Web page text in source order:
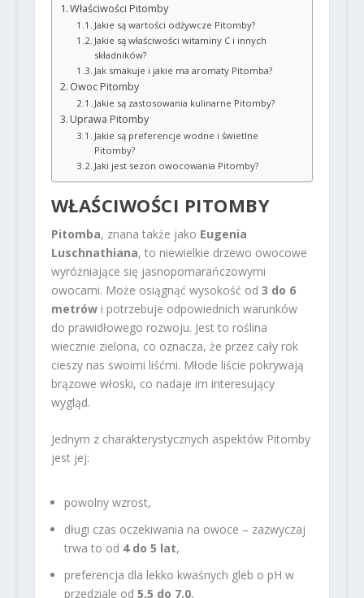
Właściwości Pitomby
Jakie są wartości odżywcze Pitomby?
Jakie są właściwości witaminy C i innych
składników?
Jak smakuje i jakie ma aromaty Pitomba?
Owoc Pitomby
Jakie są zastosowania kulinarne Pitomby?
Uprawa Pitomby
Jakie są preferencje wodne i świetlne
Pitomby?
Jaki jest sezon owocowania Pitomby?
WŁAŚCIWOŚCI PITOMBY
Pitomba, znana także jako Eugenia
Luschnathiana, to niewielkie drzewo owocowe
wyróżniające się jasnopomarańczowymi
owocami. Może osiągnąć wysokość od 3 do 6
metrówi potrzebuje odpowiednich warunków
do prawidłowego rozwoju. Jest to roślina
wiecznie zielona, co oznacza, że przez cały rok
cieszy nas swoimi liśćmi. Młode liście pokrywają
brązowe włoski, co nadaje im interesujący
wygląd.
Jednym z charakterystycznych aspektów Pitomby
jest jej:
powolny wzrost,
długi czas oczekiwania na owoce – zazwyczaj
trwa to od 4 do 5 lat,
preferencja dla lekko kwaśnych gleb o pH w
przedziale od 5.5 do 7.0,